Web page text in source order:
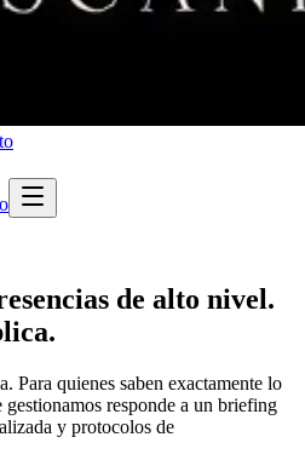
de alto nivel.
Para quienes saben exactamente lo
responde a un briefing
y protocolos de